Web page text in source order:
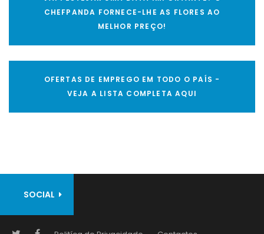
CHEFPANDA FORNECE-LHE AS FLORES AO
MELHOR PREÇO!
OFERTAS DE EMPREGO EM TODO O PAÍS -
VEJA A LISTA COMPLETA AQUI
SOCIAL